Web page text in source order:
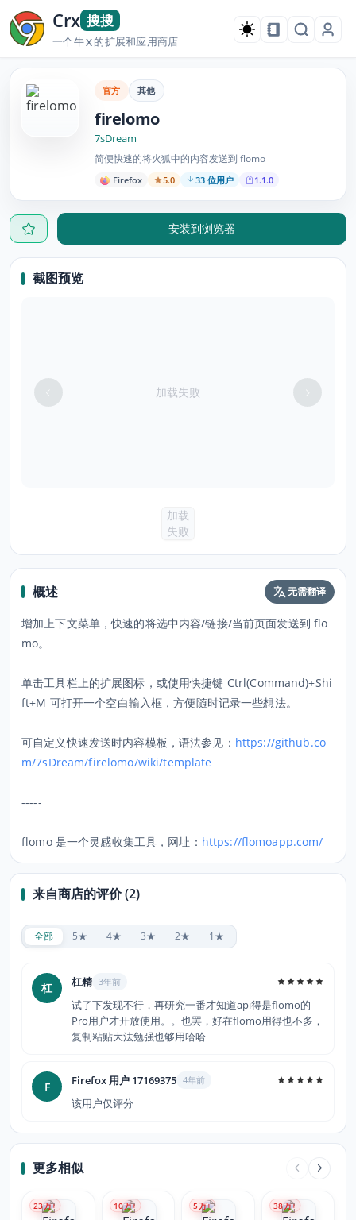
Crx 搜搜
一个牛X的扩展和应用商店
官方 其他
firelomo
7sDream
简便快速的将火狐中的内容发送到 flomo
Firefox 5.0 33 位用户 1.1.0
安装到浏览器
截图预览
加载失败
加载
失败
概述 无需翻译
增加上下文菜单，快速的将选中内容/链接/当前页面发送到 flo
mo。
单击工具栏上的扩展图标，或使用快捷键 Ctrl(Command)+Shi
ft+M 可打开一个空白输入框，方便随时记录一些想法。
可自定义快速发送时内容模板，语法参见： https://github.co
m/7sDream/firelomo/wiki/template
-----
flomo 是一个灵感收集工具，网址： https://flomoapp.com/
来自商店的评价 (2)
全部 5★ 4★ 3★ 2★ 1★
杠 杠精 3年前
试了下发现不行，再研究一番才知道api得是flomo的
Pro用户才开放使用。。也罢，好在flomo用得也不多，
复制粘贴大法勉强也够用哈哈
F Firefox 用户 17169375 4年前
该用户仅评分
更多相似
23万+ 10万+ 5万+ 38万+